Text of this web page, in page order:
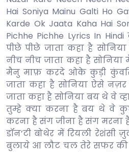
Hai Soniya Mainu Galti Ho
Karde Ok Jaata Kaha Hai
Pichhe Pichhe Lyrics In
पीछे पीछे जाता कहा है
नीच नीच जाता कहा है सोनिया
मैनु माफ़ करदे ओके कुड़ी कुंवरि
जाता कहा है सोनिया ऐसे
जाता कहा है सोनिया बय थे वे
तुम्हे क्या करना है बय थे वे
करना है संग जीना है संग मरना
डॉन’टी बोथेर में रियली
बुलाये आ लौट चल तेरे सफर